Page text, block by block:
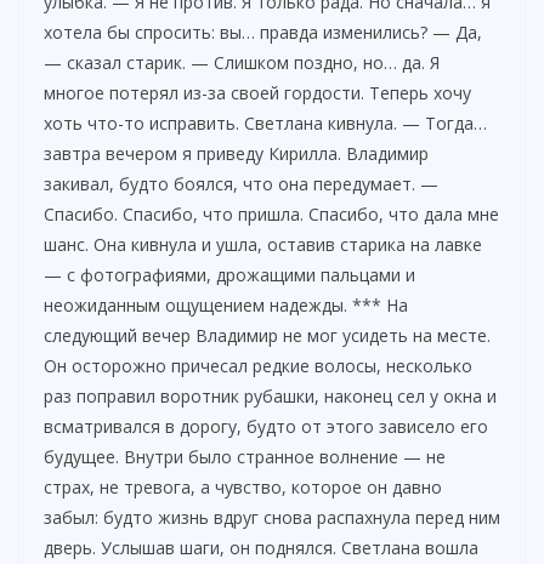
хотела бы спросить: вы… правда изменились? — Да,
— сказал старик. — Слишком поздно, но… да. Я
многое потерял из-за своей гордости. Теперь хочу
хоть что-то исправить. Светлана кивнула. — Тогда…
завтра вечером я приведу Кирилла. Владимир
закивал, будто боялся, что она передумает. —
Спасибо. Спасибо, что пришла. Спасибо, что дала мне
шанс. Она кивнула и ушла, оставив старика на лавке
— с фотографиями, дрожащими пальцами и
неожиданным ощущением надежды. *** На
следующий вечер Владимир не мог усидеть на месте.
Он осторожно причесал редкие волосы, несколько
раз поправил воротник рубашки, наконец сел у окна и
всматривался в дорогу, будто от этого зависело его
будущее. Внутри было странное волнение — не
страх, не тревога, а чувство, которое он давно
забыл: будто жизнь вдруг снова распахнула перед ним
дверь. Услышав шаги, он поднялся. Светлана вошла